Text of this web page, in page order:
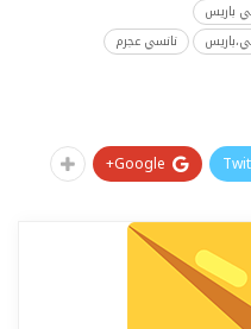
باريس
نانسي عجرم
Google+